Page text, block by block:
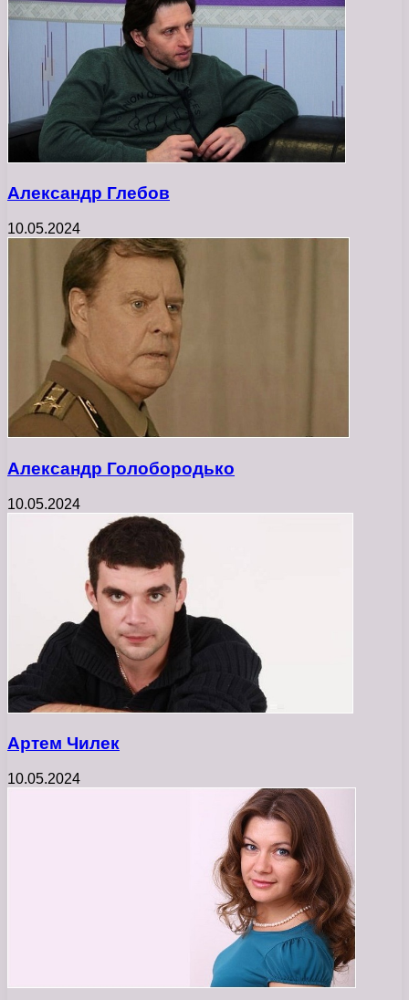
Александр Глебов
10.05.2024
Александр Голобородько
10.05.2024
Артем Чилек
10.05.2024